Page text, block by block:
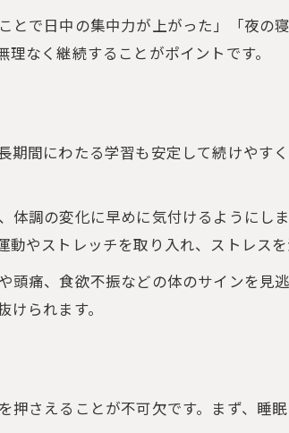
に体調不良のサインを早期発見する
無理せず休むタイミングの見極め方
に家族や周囲の声を活かす方法
で日中の集中力が上がった」「夜の
なく継続することがポイントです。
間にわたる学習も安定して続けやす
調の変化に早めに気付けるようにし
やストレッチを取り入れ、ストレス
頭痛、食欲不振などの体のサインを見
られます。
さえることが不可欠です。まず、睡
ご予約はこちら
ご予約はこちら